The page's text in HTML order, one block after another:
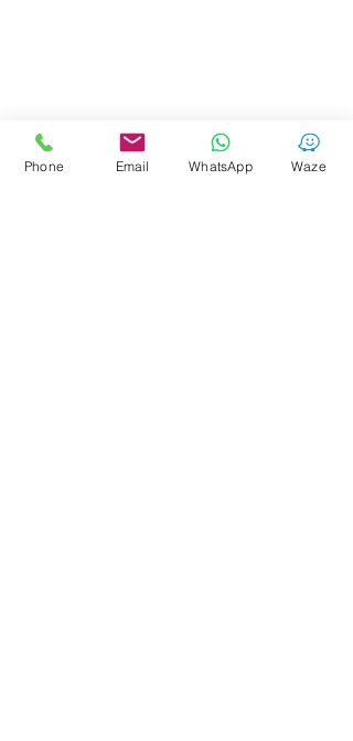
Phone Email WhatsApp Waze